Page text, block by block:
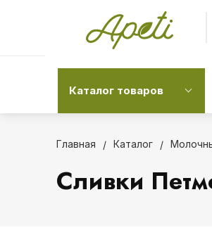
Каталог товаров
Главная Каталог
Сливки